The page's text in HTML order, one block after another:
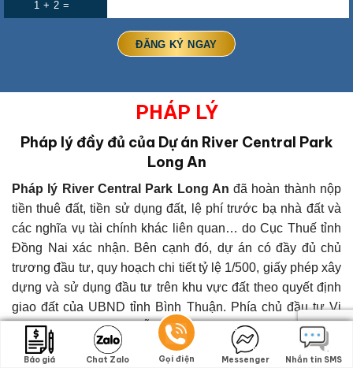
1 + 2 =
PHÁP LÝ
Pháp lý đầy đủ của Dự án River Central Park
Long An
Pháp lý River Central Park Long An đã hoàn thành nộp
tiền thuê đất, tiền sử dụng đất, lệ phí trước bạ nhà đất và
các nghĩa vụ tài chính khác liên quan… do Cục Thuế tỉnh
Đồng Nai xác nhận. Bên cạnh đó, dự án có đầy đủ chủ
trương đầu tư, quy hoạch chi tiết tỷ lệ 1/500, giấy phép xây
dựng và sử dụng đầu tư trên khu vực đất theo quyết định
giao đất của UBND tỉnh Bình Thuận. Phía chủ đầu tư Vi
Nam cũng đã tổ chức lễ động thổ thi công xây dựng theo
đúng quy định của pháp luật..
Báo giá Chat Zalo Gọi điện Messenger Nhắn tin SMS
Báo giá Chat Zalo Gọi điện Messenger Nhắn tin SMS